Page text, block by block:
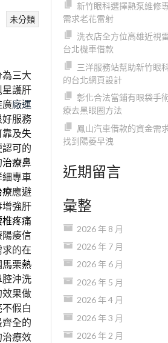
未分類
三大
星護肝
廣廠運
好服務
及失
可的
治療鼻
專車
療應避
增強肝
椎疼痛
陽痿信
的在
馬栗熱
腔沖洗
效果做
假白
全的
治療效
新竹眼科選擇熱泵維修
需求老花雷射
洗衣店全方位高雄近視
台北機車借款
三洋服務站幫助新竹眼
的台北網頁設計
彰化合法當鋪有眼袋手
療去黑眼圈方法
鳳山汽車借款的資金需
找到陽萎早洩
近期留言
彙整
2026 年 8 月
2026 年 7 月
2026 年 6 月
2026 年 5 月
2026 年 4 月
2026 年 3 月
2026 年 2 月